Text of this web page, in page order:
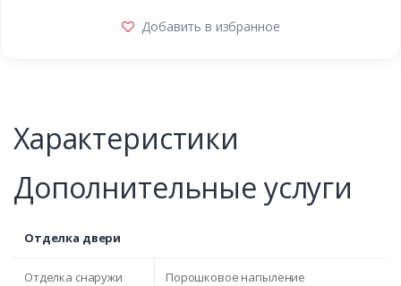
Добавить в избранное
Характеристики
Дополнительные услуги
Отделка двери
Отделка снаружи Порошковое напыление